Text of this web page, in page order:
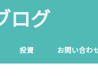
ログ
投資 お問い合わ